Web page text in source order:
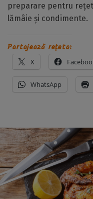
preparare pentru
lămâie și condimente.
Partajează rețeta:
X
WhatsApp